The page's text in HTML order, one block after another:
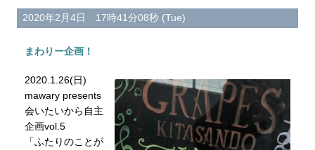
2020年2月4日 17時41分08秒 (Tue)
まわりー企画！
2020.1.26(日)
mawary presents
会いたいから自主
企画vol.5
「ふたりのことが